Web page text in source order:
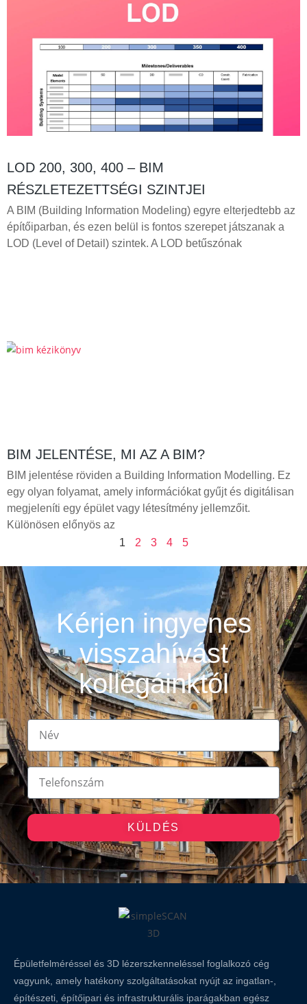
LOD 200, 300, 400 – BIM
RÉSZLETEZETTSÉGI SZINTJEI
A BIM (Building Information Modeling) egyre elterjedtebb az
építőiparban, és ezen belül is fontos szerepet játszanak a
LOD (Level of Detail) szintek. A LOD betűszónak
BIM JELENTÉSE, MI AZ A BIM?
BIM jelentése röviden a Building Information Modelling. Ez
egy olyan folyamat, amely információkat gyűjt és digitálisan
megjeleníti egy épület vagy létesítmény jellemzőit.
Különösen előnyös az
1
2 3 4 5
Kérjen ingyenes
visszahívást
kollégáinktól
KÜLDÉS
Épületfelméréssel és 3D lézerszkenneléssel foglalkozó cég
vagyunk, amely hatékony szolgáltatásokat nyújt az ingatlan-,
építészeti, építőipari és infrastrukturális iparágakban egész